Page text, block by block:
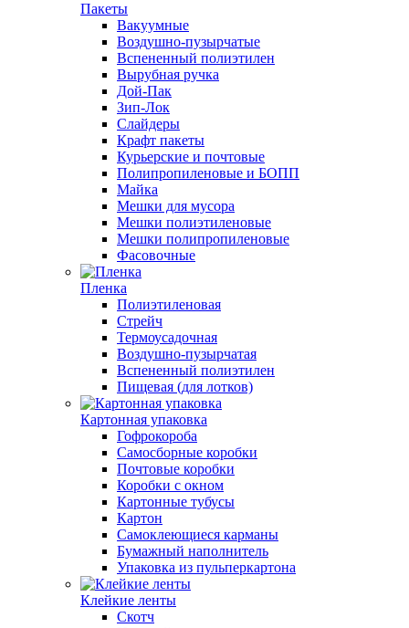
Пакеты
Вакуумные
Воздушно-пузырчатые
Вспененный полиэтилен
Вырубная ручка
Дой-Пак
Зип-Лок
Слайдеры
Крафт пакеты
Курьерские и почтовые
Полипропиленовые и БОПП
Майка
Мешки для мусора
Мешки полиэтиленовые
Мешки полипропиленовые
Фасовочные
Пленка
Полиэтиленовая
Стрейч
Термоусадочная
Воздушно-пузырчатая
Вспененный полиэтилен
Пищевая (для лотков)
Картонная упаковка
Гофрокороба
Самосборные коробки
Почтовые коробки
Коробки с окном
Картонные тубусы
Картон
Самоклеющиеся карманы
Бумажный наполнитель
Упаковка из пульперкартона
Клейкие ленты
Скотч